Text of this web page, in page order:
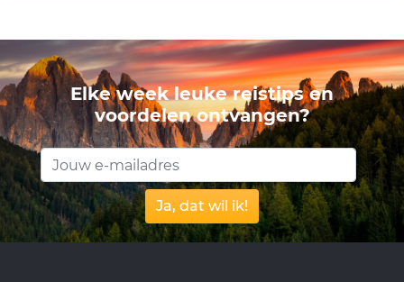
Elke week leuke reistips en
voordelen ontvangen?
Ja, dat wil ik!